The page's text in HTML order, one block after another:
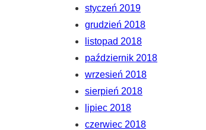
styczeń 2019
grudzień 2018
listopad 2018
październik 2018
wrzesień 2018
sierpień 2018
lipiec 2018
czerwiec 2018